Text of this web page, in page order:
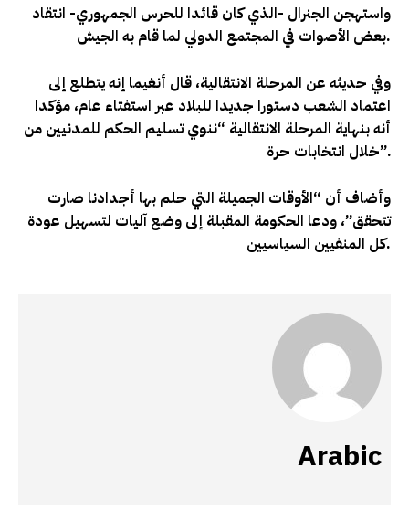
واستهجن الجنرال -الذي كان قائدا للحرس الجمهوري- انتقاد
بعض الأصوات في المجتمع الدولي لما قام به الجيش.
وفي حديثه عن المرحلة الانتقالية، قال أنغيما إنه يتطلع إلى
اعتماد الشعب دستورا جديدا للبلاد عبر استفتاء عام، مؤكدا
أنه بنهاية المرحلة الانتقالية “ننوي تسليم الحكم للمدنيين من
خلال انتخابات حرة”.
وأضاف أن “الأوقات الجميلة التي حلم بها أجدادنا صارت
تتحقق”، ودعا الحكومة المقبلة إلى وضع آليات لتسهيل عودة
كل المنفيين السياسيين.
Arabic